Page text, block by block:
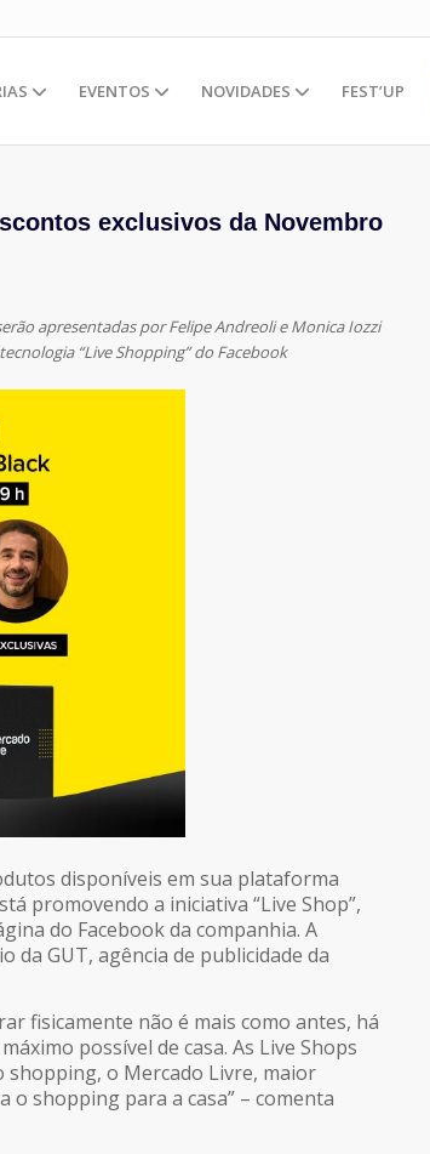
EVENTOS NOVIDADES FEST’UP
exclusivos da Novembro
apresentadas por Felipe Andreoli e Monica Iozzi
“Live Shopping” do Facebook
disponíveis em sua plataforma
promovendo a iniciativa “Live Shop”,
do Facebook da companhia. A
da GUT, agência de publicidade da
fisicamente não é mais como antes, há
possível de casa. As Live Shops
shopping, o Mercado Livre, maior
o shopping para a casa” – comenta